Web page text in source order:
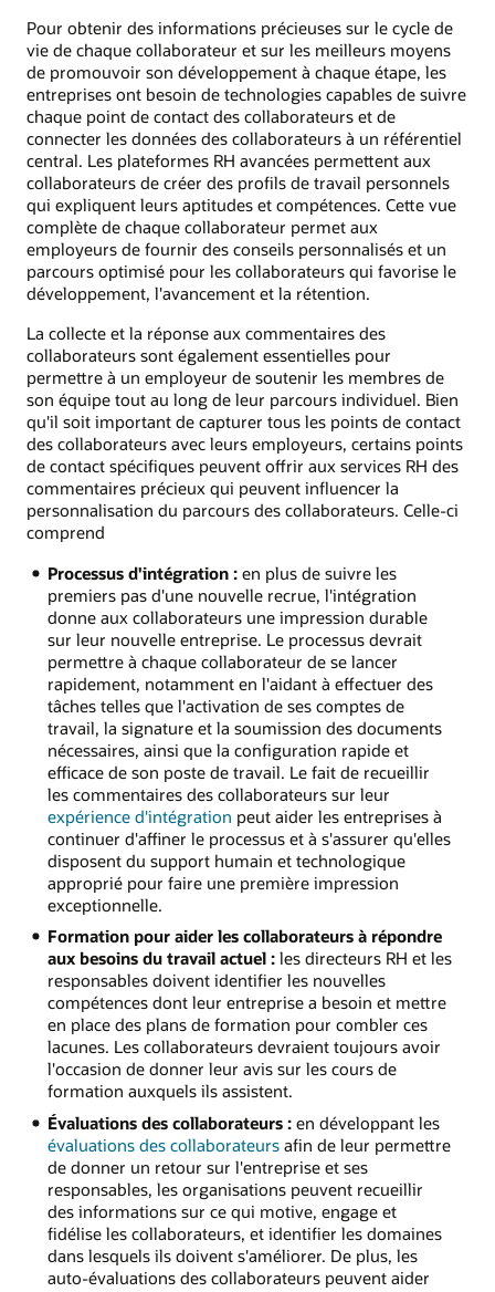
Pour obtenir des informations précieuses sur le cycle de
vie de chaque collaborateur et sur les meilleurs moyens
de promouvoir son développement à chaque étape, les
entreprises ont besoin de technologies capables de suivre
chaque point de contact des collaborateurs et de
connecter les données des collaborateurs à un référentiel
central. Les plateformes RH avancées permettent aux
collaborateurs de créer des profils de travail personnels
qui expliquent leurs aptitudes et compétences. Cette vue
complète de chaque collaborateur permet aux
employeurs de fournir des conseils personnalisés et un
parcours optimisé pour les collaborateurs qui favorise le
développement, l'avancement et la rétention.
La collecte et la réponse aux commentaires des
collaborateurs sont également essentielles pour
permettre à un employeur de soutenir les membres de
son équipe tout au long de leur parcours individuel. Bien
qu'il soit important de capturer tous les points de contact
des collaborateurs avec leurs employeurs, certains points
de contact spécifiques peuvent offrir aux services RH des
commentaires précieux qui peuvent influencer la
personnalisation du parcours des collaborateurs. Celle-ci
comprend
Processus d'intégration :en plus de suivre les
premiers pas d'une nouvelle recrue, l'intégration
donne aux collaborateurs une impression durable
sur leur nouvelle entreprise. Le processus devrait
permettre à chaque collaborateur de se lancer
rapidement, notamment en l'aidant à effectuer des
tâches telles que l'activation de ses comptes de
travail, la signature et la soumission des documents
nécessaires, ainsi que la configuration rapide et
efficace de son poste de travail. Le fait de recueillir
les commentaires des collaborateurs sur leur
expérience d'intégration peut aider les entreprises à
continuer d'affiner le processus et à s'assurer qu'elles
disposent du support humain et technologique
approprié pour faire une première impression
exceptionnelle.
Formation pour aider les collaborateurs à répondre
aux besoins du travail actuel :les directeurs RH et les
responsables doivent identifier les nouvelles
compétences dont leur entreprise a besoin et mettre
en place des plans de formation pour combler ces
lacunes. Les collaborateurs devraient toujours avoir
l'occasion de donner leur avis sur les cours de
formation auxquels ils assistent.
Évaluations des collaborateurs :en développant les
évaluations des collaborateursafin de leur permettre
de donner un retour sur l'entreprise et ses
responsables, les organisations peuvent recueillir
des informations sur ce qui motive, engage et
fidélise les collaborateurs, et identifier les domaines
dans lesquels ils doivent s'améliorer. De plus, les
auto-évaluations des collaborateurs peuvent aider